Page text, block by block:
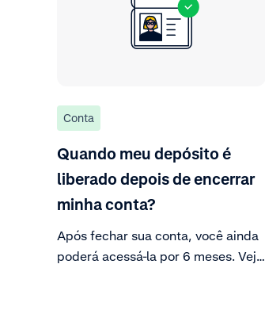
Conta
Quando meu depósito é
liberado depois de encerrar
minha conta?
Após fechar sua conta, você ainda
poderá acessá-la por 6 meses. Veja